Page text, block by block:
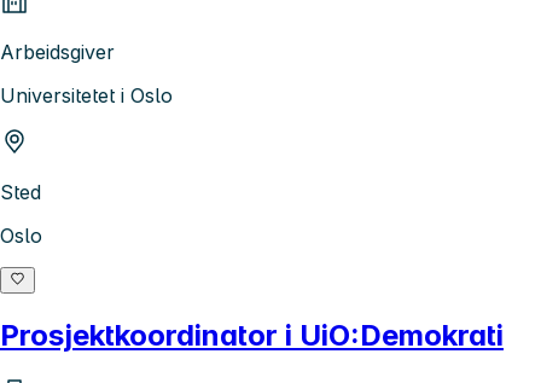
Arbeidsgiver
Universitetet i Oslo
Sted
Oslo
Prosjektkoordinator i UiO:Demokrati